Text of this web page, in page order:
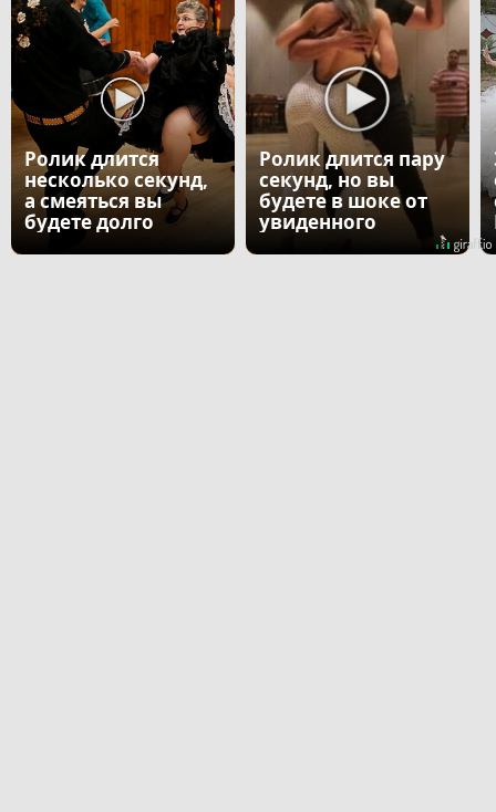
Ролик длится
несколько секунд,
а смеяться вы
будете долго
Ролик длится пару
секунд, но вы
будете в шоке от
увиденного